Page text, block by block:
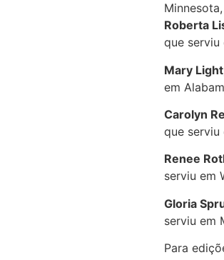
Roberta
que serviu
Mary Light
em
Carolyn
que serviu
Renee
serviu em
Gloria
serviu em
Para